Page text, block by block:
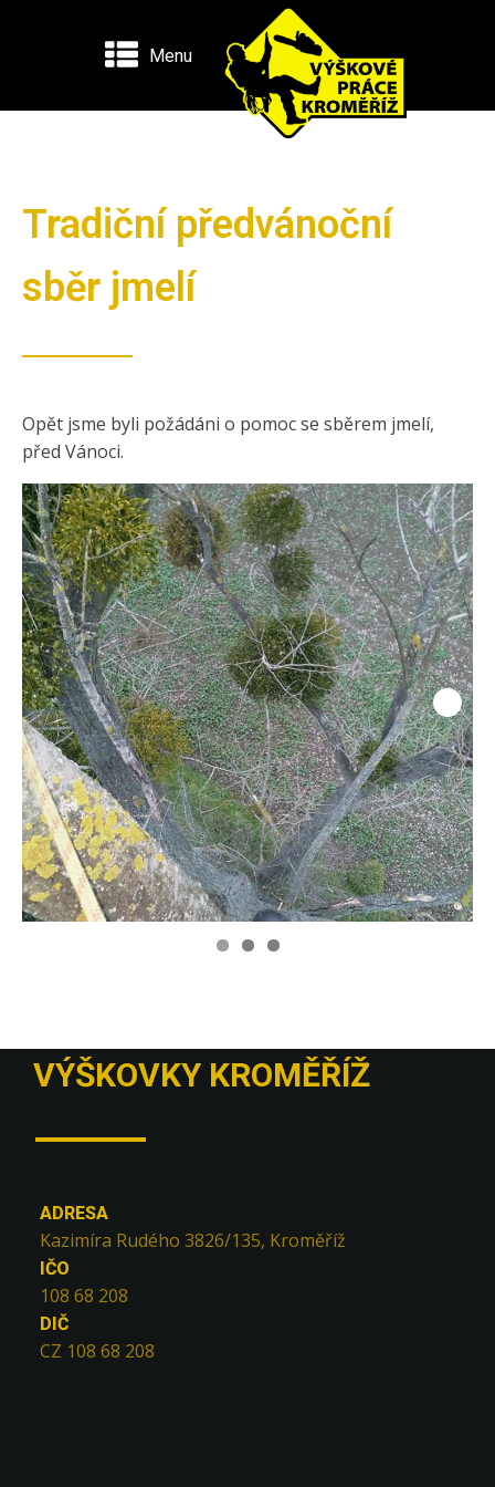
Menu
Tradiční předvánoční
sběr jmelí
Opět jsme byli požádáni o pomoc se sběrem jmelí,
před Vánoci.
VÝŠKOVKY KROMĚŘÍŽ
ADRESA
Kazimíra Rudého 3826/135, Kroměříž
IČO
108 68 208
DIČ
CZ 108 68 208